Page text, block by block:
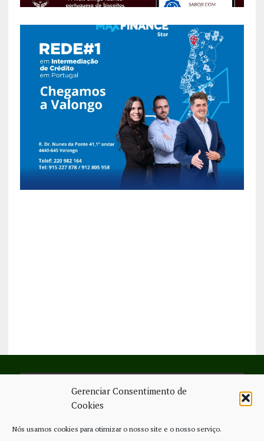
Gerenciar Consentimento de
Cookies
Nós usamos cookies para otimizar o nosso site e o nosso serviço.
SIGA-NOS NO FACEBOOK